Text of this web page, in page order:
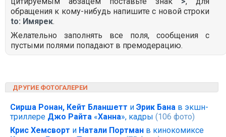
обращения к кому-нибудь напишите с новой строки
to: Имярек.
Желательно заполнять все поля, сообщения с
пустыми полями попадают в премодерацию.
ДРУГИЕ ФОТОГАЛЕРЕИ
Сирша Ронан, Кейт Бланшетт и Эрик Бана в экшн-
триллере Джо Райта «Ханна», кадры (106 фото)
Крис Хемсворт и Натали Портман в кинокомиксе